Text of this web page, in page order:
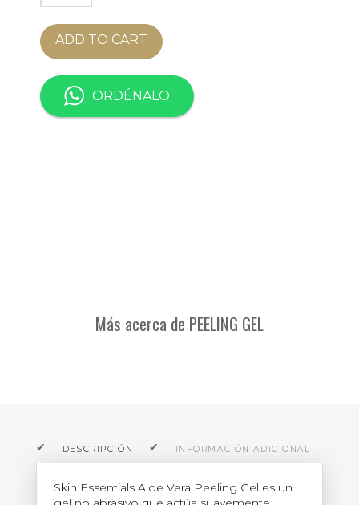
GEL
quantity
ADD TO CART
ORDÉNALO
Más acerca de PEELING GEL
DESCRIPCIÓN INFORMACIÓN ADICIONAL
Skin Essentials Aloe Vera Peeling Gel es un